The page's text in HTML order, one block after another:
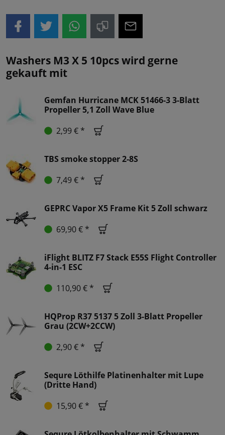
Washers M3 X 5 10pcs wird gerne
gekauft mit
Gemfan Hurricane MCK 51466-3 3-Blatt
Propeller 5,1 Zoll Wave Blue
2,99 € *
TBS smoke stopper 2-8S
7,49 € *
GEPRC Vapor X5 Frame Kit 5 Zoll schwarz
69,90 € *
iFlight BLITZ F7 Stack E55S Flight Controller
4-in-1 ESC
110,90 € *
HQProp R37 5137 5 Zoll 3-Blatt Propeller
Grau (2CW+2CCW)
2,90 € *
Sequre Löthilfe Platinenhalter mit Lupe
(Dritte Hand)
15,90 € *